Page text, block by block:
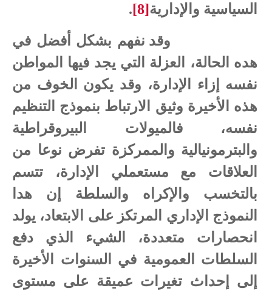
السياسية والإدارية[8]
.
وقد نفهم بشكل أفضل في
هده الحالة، العزلة التي يجد فيها المواطن
نفسه إزاء الإدارة، وقد يكون الخوف من
هذه الأخيرة وثيق الارتباط بنموذج التنظيم
نفسه، فالميولات البيروقراطية
والبترمونيالية والممركزة تفرض نوعا من
العلاقات مع مستعملي الإدارة، تتسم
بالتخسب والإكراه والسلطة إن هدا
النموذج الإداري المرتكز على الابتعاد، يولد
انحصارات متعددة، الشيء الذي دفع
السلطات العمومية في السنوات الأخيرة
إلى إحداث تغيرات عميقة على مستوى